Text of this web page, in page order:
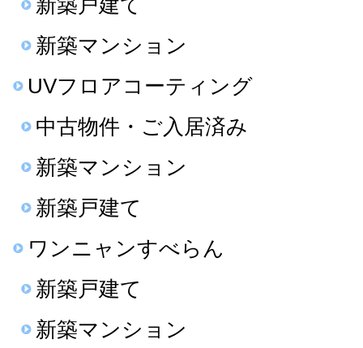
新築マンション
UVフロアコーティング
中古物件・ご入居済み
新築マンション
新築戸建て
ワンニャンすべらん
新築戸建て
新築マンション